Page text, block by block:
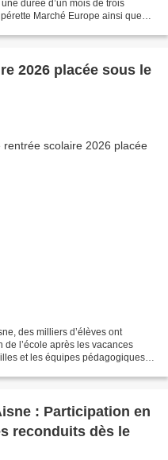
durée d’un mois de trois
Marché Europe ainsi que
2026 placée sous le
des milliers d’élèves ont
l’école après les vacances
et les équipes pédagogiques,
: Participation en
reconduits dès le